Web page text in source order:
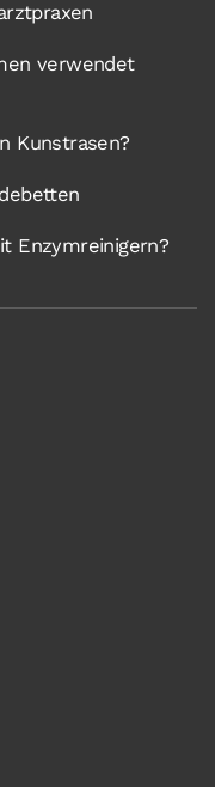
verwendet
Kunstrasen?
Enzymreinigern?